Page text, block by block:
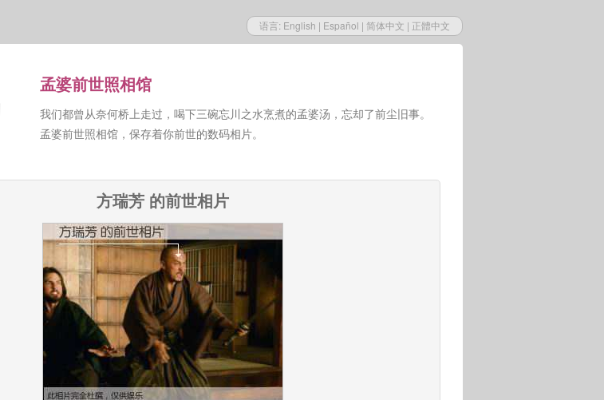
语言: English | Español | 简体中文 | 正體中文
孟婆前世照相馆
我们都曾从奈何桥上走过，喝下三碗忘川之水烹煮的孟婆汤，忘却了前尘旧事。
孟婆前世照相馆，保存着你前世的数码相片。
方瑞芳 的前世相片